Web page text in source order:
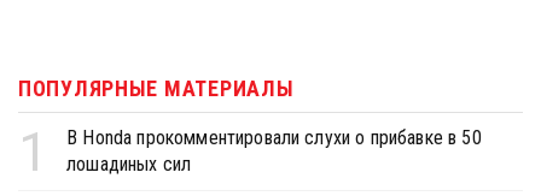
ПОПУЛЯРНЫЕ МАТЕРИАЛЫ
1
В Honda прокомментировали слухи о прибавке в 50
лошадиных сил